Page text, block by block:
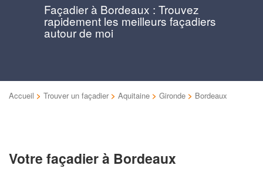
Façadier à Bordeaux : Trouvez
rapidement les meilleurs façadiers
autour de moi
Accueil > Trouver un façadier > Aquitaine > Gironde > Bordeaux
Votre façadier à Bordeaux